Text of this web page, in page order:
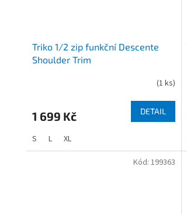
Triko 1/2 zip funkční Descente
Shoulder Trim
(1 ks)
1 699 Kč DETAIL
S L XL
Kód: 199363